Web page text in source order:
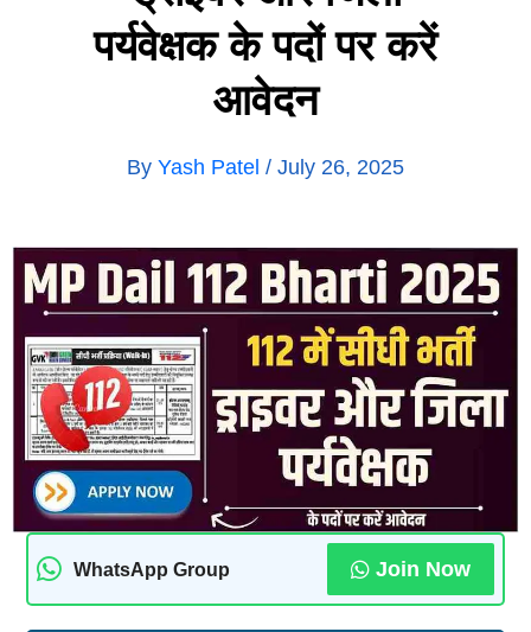
पर्यवेक्षक के पदों पर करें
आवेदन
By Yash Patel / July 26, 2025
WhatsApp Group Join Now